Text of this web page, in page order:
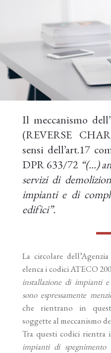
Il meccanismo
(REVERSE
sensi dell’art.17
DPR 633/72 “(…)
servizi di
impianti e di
edifici”.
La circolare
elenca i codici ATECO
installazione di impianti
sono espressamente
che rientrano in
soggette al meccanismo
Tra questi codici rientra
impianti di